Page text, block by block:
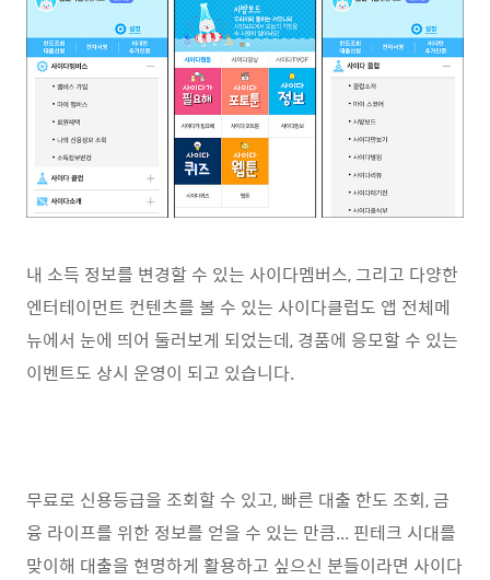
내 소득 정보를 변경할 수 있는 사이다멤버스, 그리고 다양한
엔터테이먼트 컨텐츠를 볼 수 있는 사이다클럽도 앱 전체메
뉴에서 눈에 띄어 둘러보게 되었는데, 경품에 응모할 수 있는
이벤트도 상시 운영이 되고 있습니다.
무료로 신용등급을 조회할 수 있고, 빠른 대출 한도 조회, 금
융 라이프를 위한 정보를 얻을 수 있는 만큼... 핀테크 시대를
맞이해 대출을 현명하게 활용하고 싶으신 분들이라면 사이다